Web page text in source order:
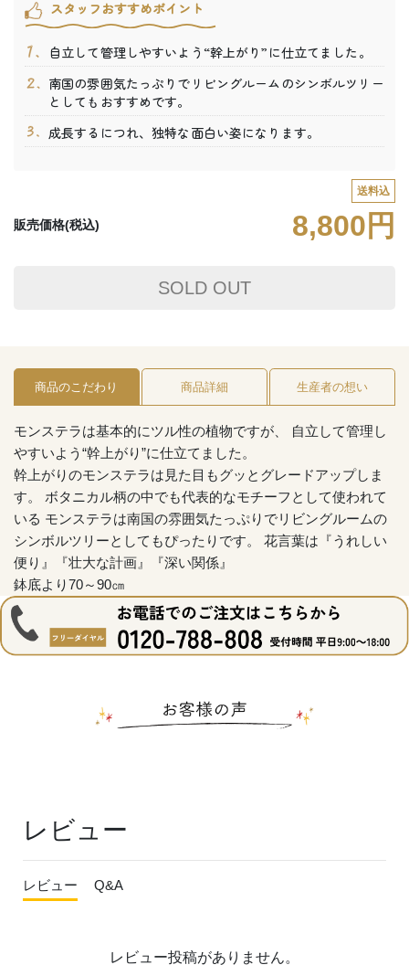
スタッフおすすめポイント
自立して管理しやすいよう“幹上がり”に仕立てました。
南国の雰囲気たっぷりでリビングルームのシンボルツリー
としてもおすすめです。
成長するにつれ、独特な面白い姿になります。
送料込
販売価格(税込) 8,800円
SOLD OUT
商品のこだわり 商品詳細 生産者の想い
モンステラは基本的にツル性の植物ですが、 自立して管理し
やすいよう“幹上がり”に仕立てました。
幹上がりのモンステラは見た目もグッとグレードアップしま
す。 ボタニカル柄の中でも代表的なモチーフとして使われて
いる モンステラは南国の雰囲気たっぷりでリビングルームの
シンボルツリーとしてもぴったりです。 花言葉は『うれしい
便り』『壮大な計画』『深い関係』
鉢底より70～90㎝
レビュー
レビュー Q&A
レビュー投稿がありません。